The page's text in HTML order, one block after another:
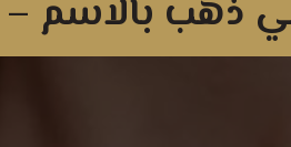
بالاسم –